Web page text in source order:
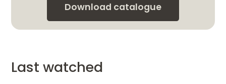
Download catalogue
Last watched